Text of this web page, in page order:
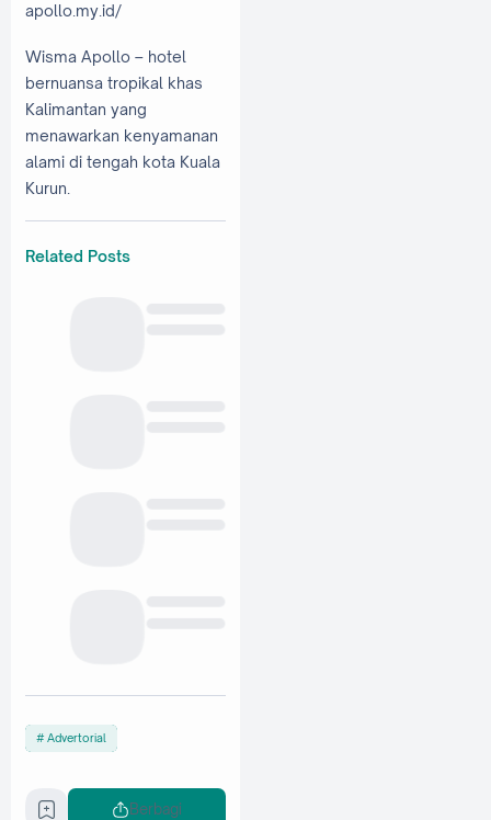
apollo.my.id/
Wisma Apollo – hotel
bernuansa tropikal khas
Kalimantan yang
menawarkan kenyamanan
alami di tengah kota Kuala
Kurun.
Related Posts
Advertorial
Berbagi